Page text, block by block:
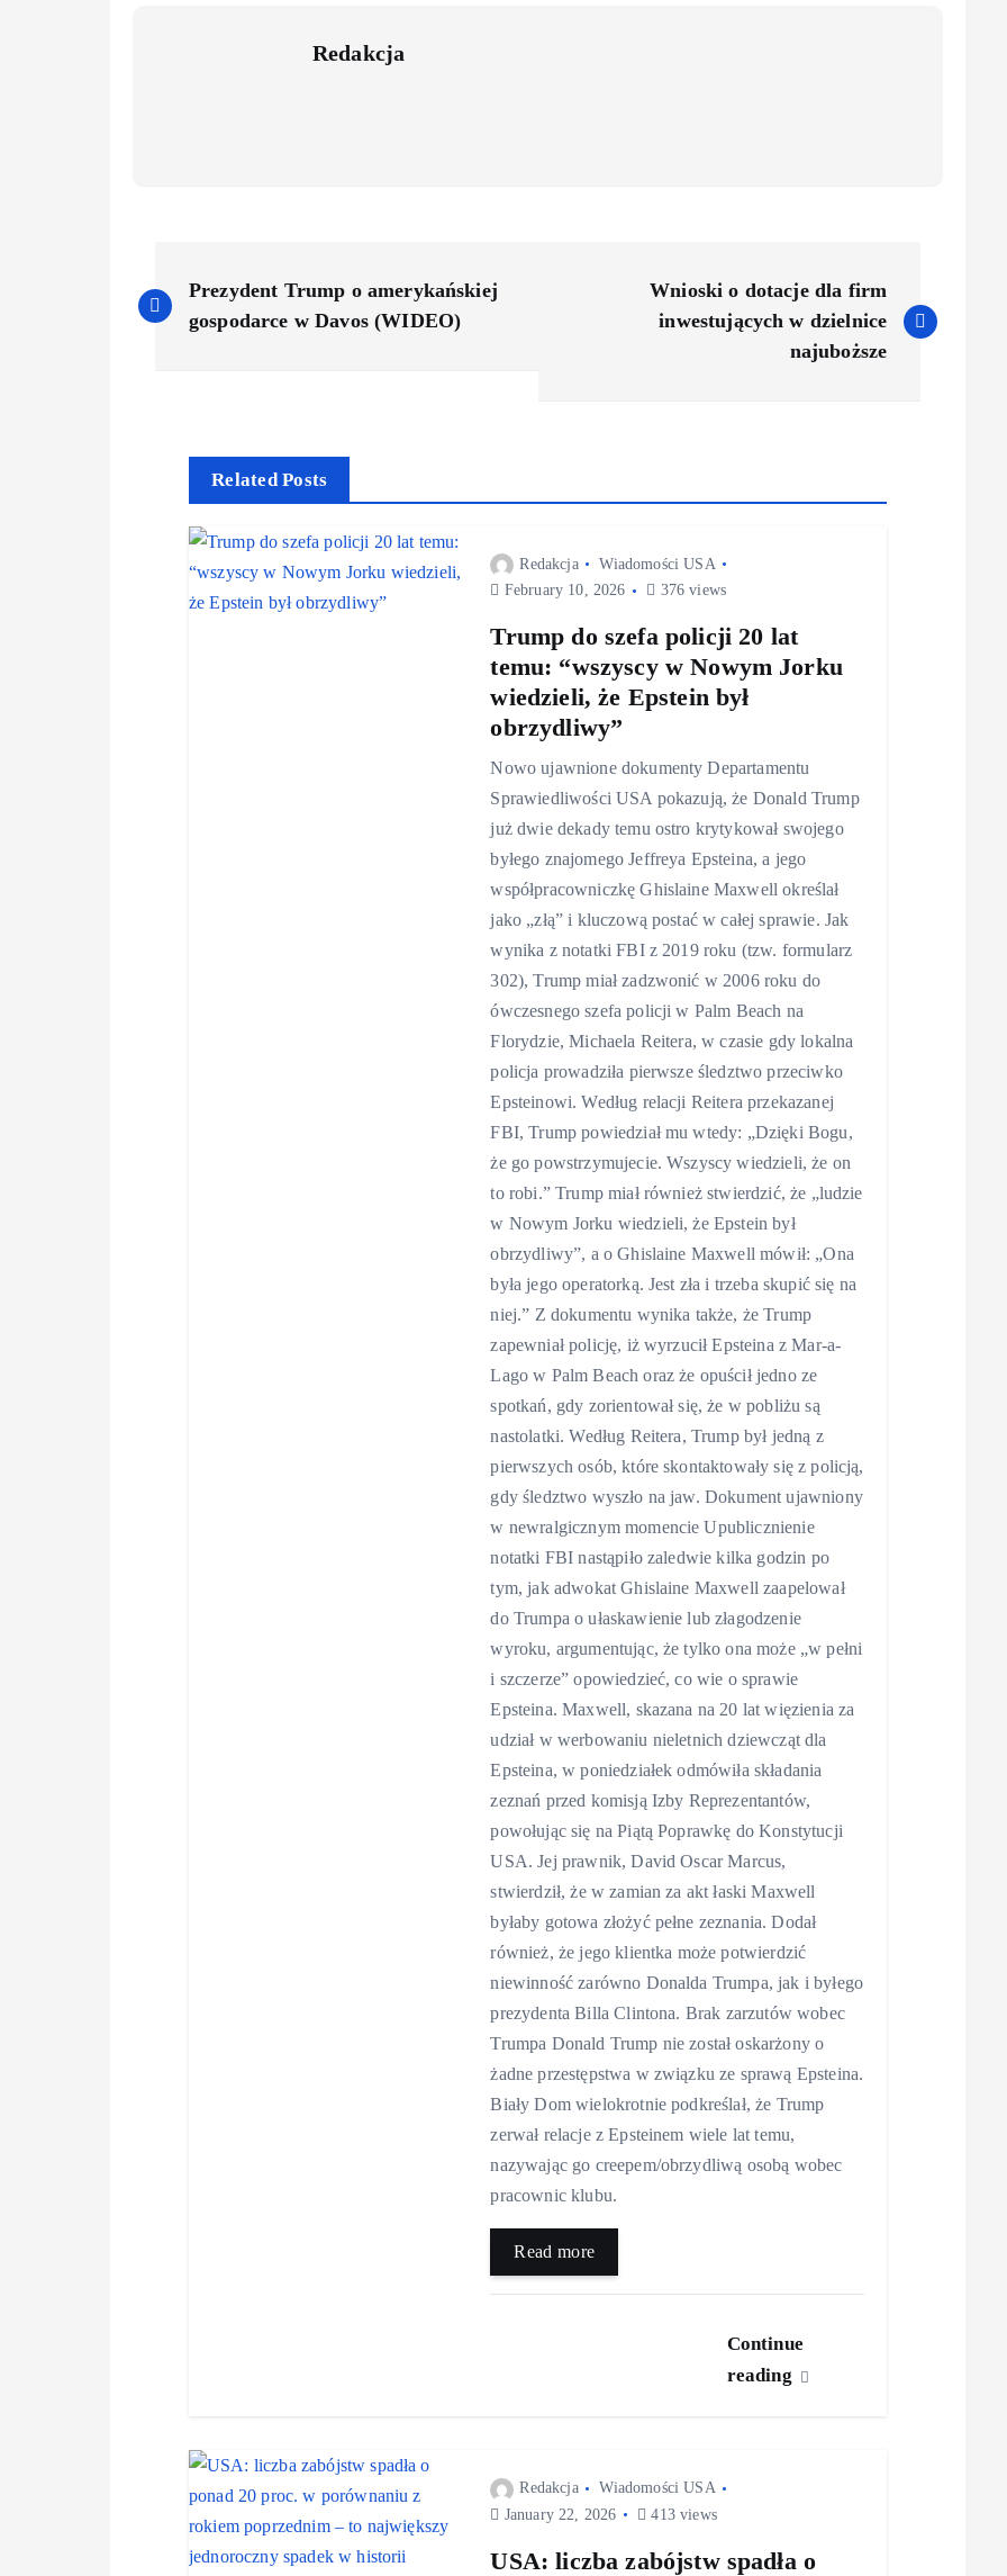
Redakcja
Prezydent Trump o amerykańskiej
gospodarce w Davos (WIDEO)
Wnioski o dotacje dla firm
inwestujących w dzielnice
najuboższe
Related Posts
Redakcja
Wiadomości USA
February 10, 2026
376 views
Trump do szefa policji 20 lat
temu: “wszyscy w Nowym Jorku
wiedzieli, że Epstein był
obrzydliwy”
Nowo ujawnione dokumenty Departamentu
Sprawiedliwości USA pokazują, że Donald Trump
już dwie dekady temu ostro krytykował swojego
byłego znajomego Jeffreya Epsteina, a jego
współpracowniczkę Ghislaine Maxwell określał
jako „złą” i kluczową postać w całej sprawie. Jak
wynika z notatki FBI z 2019 roku (tzw. formularz
302), Trump miał zadzwonić w 2006 roku do
ówczesnego szefa policji w Palm Beach na
Florydzie, Michaela Reitera, w czasie gdy lokalna
policja prowadziła pierwsze śledztwo przeciwko
Epsteinowi. Według relacji Reitera przekazanej
FBI, Trump powiedział mu wtedy: „Dzięki Bogu,
że go powstrzymujecie. Wszyscy wiedzieli, że on
to robi.” Trump miał również stwierdzić, że „ludzie
w Nowym Jorku wiedzieli, że Epstein był
obrzydliwy”, a o Ghislaine Maxwell mówił: „Ona
była jego operatorką. Jest zła i trzeba skupić się na
niej.” Z dokumentu wynika także, że Trump
zapewniał policję, iż wyrzucił Epsteina z Mar-a-
Lago w Palm Beach oraz że opuścił jedno ze
spotkań, gdy zorientował się, że w pobliżu są
nastolatki. Według Reitera, Trump był jedną z
pierwszych osób, które skontaktowały się z policją,
gdy śledztwo wyszło na jaw. Dokument ujawniony
w newralgicznym momencie Upublicznienie
notatki FBI nastąpiło zaledwie kilka godzin po
tym, jak adwokat Ghislaine Maxwell zaapelował
do Trumpa o ułaskawienie lub złagodzenie
wyroku, argumentując, że tylko ona może „w pełni
i szczerze” opowiedzieć, co wie o sprawie
Epsteina. Maxwell, skazana na 20 lat więzienia za
udział w werbowaniu nieletnich dziewcząt dla
Epsteina, w poniedziałek odmówiła składania
zeznań przed komisją Izby Reprezentantów,
powołując się na Piątą Poprawkę do Konstytucji
USA. Jej prawnik, David Oscar Marcus,
stwierdził, że w zamian za akt łaski Maxwell
byłaby gotowa złożyć pełne zeznania. Dodał
również, że jego klientka może potwierdzić
niewinność zarówno Donalda Trumpa, jak i byłego
prezydenta Billa Clintona. Brak zarzutów wobec
Trumpa Donald Trump nie został oskarżony o
żadne przestępstwa w związku ze sprawą Epsteina.
Biały Dom wielokrotnie podkreślał, że Trump
zerwał relacje z Epsteinem wiele lat temu,
nazywając go creepem/obrzydliwą osobą wobec
pracownic klubu.
Read more
Continue
reading
Redakcja
Wiadomości USA
January 22, 2026
413 views
USA: liczba zabójstw spadła o